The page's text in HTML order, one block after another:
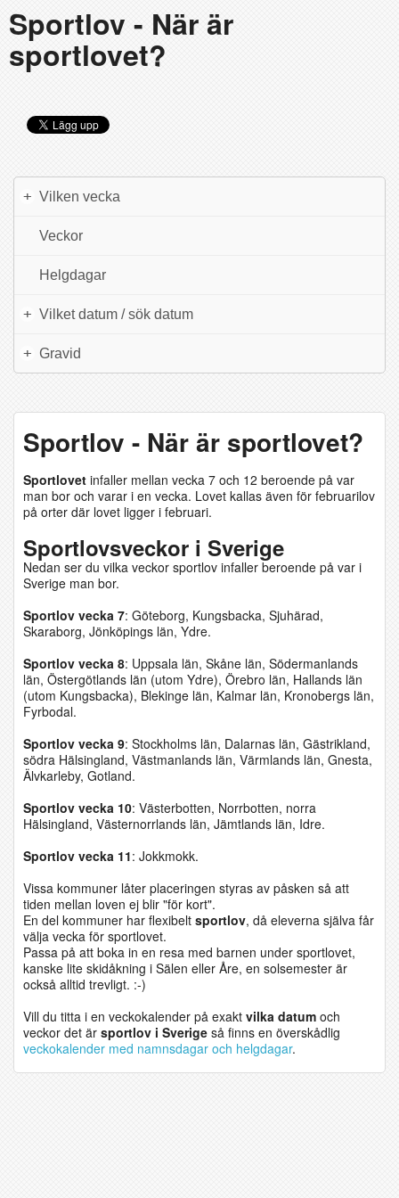
Sportlov - När är
sportlovet?
+ Vilken vecka
Veckor
Helgdagar
+ Vilket datum / sök datum
+ Gravid
Sportlov - När är sportlovet?
Sportlovet infaller mellan vecka 7 och 12 beroende på var
man bor och varar i en vecka. Lovet kallas även för februarilov
på orter där lovet ligger i februari.
Sportlovsveckor i Sverige
Nedan ser du vilka veckor sportlov infaller beroende på var i
Sverige man bor.
Sportlov vecka 7: Göteborg, Kungsbacka, Sjuhärad,
Skaraborg, Jönköpings län, Ydre.
Sportlov vecka 8: Uppsala län, Skåne län, Södermanlands
län, Östergötlands län (utom Ydre), Örebro län, Hallands län
(utom Kungsbacka), Blekinge län, Kalmar län, Kronobergs län,
Fyrbodal.
Sportlov vecka 9: Stockholms län, Dalarnas län, Gästrikland,
södra Hälsingland, Västmanlands län, Värmlands län, Gnesta,
Älvkarleby, Gotland.
Sportlov vecka 10: Västerbotten, Norrbotten, norra
Hälsingland, Västernorrlands län, Jämtlands län, Idre.
Sportlov vecka 11: Jokkmokk.
Vissa kommuner låter placeringen styras av påsken så att
tiden mellan loven ej blir "för kort".
En del kommuner har flexibelt sportlov, då eleverna själva får
välja vecka för sportlovet.
Passa på att boka in en resa med barnen under sportlovet,
kanske lite skidåkning i Sälen eller Åre, en solsemester är
också alltid trevligt. :-)
Vill du titta i en veckokalender på exakt vilka datum och
veckor det är sportlov i Sverige så finns en överskådlig
veckokalender med namnsdagar och helgdagar.